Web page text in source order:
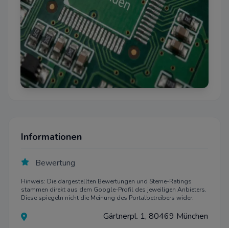
Informationen
Bewertung
Hinweis: Die dargestellten Bewertungen und Sterne-Ratings
stammen direkt aus dem Google-Profil des jeweiligen Anbieters.
Diese spiegeln nicht die Meinung des Portalbetreibers wider.
Gärtnerpl. 1, 80469 München